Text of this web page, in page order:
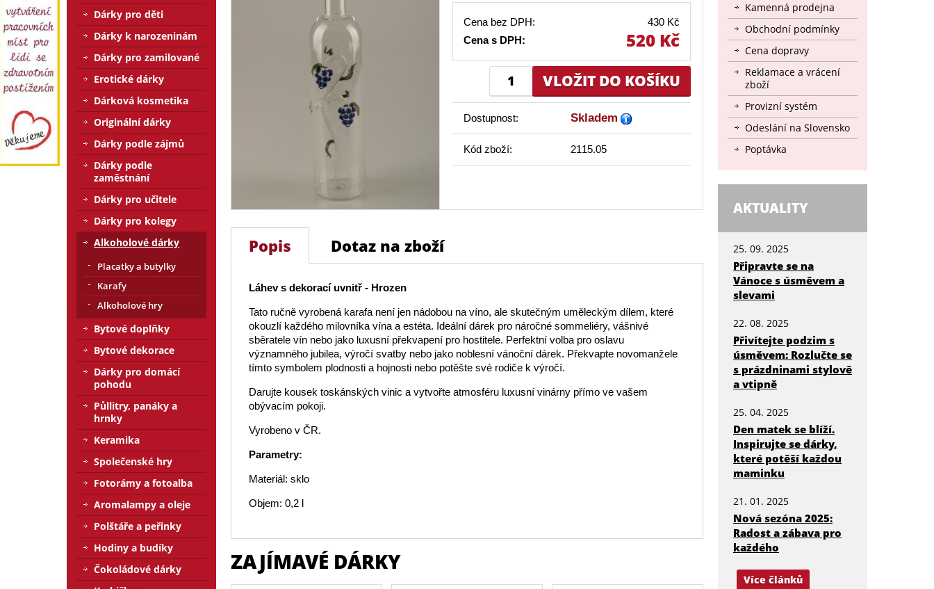
Cena bez DPH:
430 Kč
Cena s DPH:
520 Kč
Dostupnost: Skladem
Kód zboží: 2115.05
Popis Dotaz na zboží
Láhev s dekorací uvnitř - Hrozen
Tato ručně vyrobená karafa není jen nádobou na víno, ale skutečným uměleckým dílem, které
okouzlí každého milovníka vína a estéta. Ideální dárek pro náročné sommeliéry, vášnivé
sběratele vín nebo jako luxusní překvapení pro hostitele. Perfektní volba pro oslavu
významného jubilea, výročí svatby nebo jako noblesní vánoční dárek. Překvapte novomanžele
tímto symbolem plodnosti a hojnosti nebo potěšte své rodiče k výročí.
Darujte kousek toskánských vinic a vytvořte atmosféru luxusní vinárny přímo ve vašem
obývacím pokoji.
Vyrobeno v ČR.
Parametry:
Materiál: sklo
Objem: 0,2 l
ZAJÍMAVÉ DÁRKY
Kamenná prodejna
Obchodní podmínky
Cena dopravy
Reklamace a vrácení
zboží
Provizní systém
Odeslání na Slovensko
Poptávka
AKTUALITY
25. 09. 2025
Připravte se na
Vánoce s úsměvem a
slevami
22. 08. 2025
Přivítejte podzim s
úsměvem: Rozlučte se
s prázdninami stylově
a vtipně
25. 04. 2025
Den matek se blíží.
Inspirujte se dárky,
které potěší každou
maminku
21. 01. 2025
Nová sezóna 2025:
Radost a zábava pro
každého
Více článků
Dárky pro děti
Dárky k narozeninám
Dárky pro zamilované
Erotické dárky
Dárková kosmetika
Originální dárky
Dárky podle zájmů
Dárky podle
zaměstnání
Dárky pro učitele
Dárky pro kolegy
Alkoholové dárky
Placatky a butylky
Karafy
Alkoholové hry
Bytové doplňky
Bytové dekorace
Dárky pro domácí
pohodu
Půllitry, panáky a
hrnky
Keramika
Společenské hry
Fotorámy a fotoalba
Aromalampy a oleje
Polštáře a peřinky
Hodiny a budíky
Čokoládové dárky